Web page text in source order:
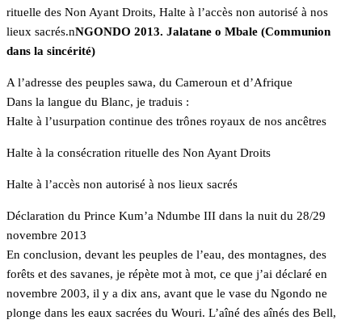
rituelle des Non Ayant Droits, Halte à l’accès non autorisé à nos
lieux sacrés.nNGONDO 2013. Jalatane o Mbale (Communion
dans la sincérité)
A l’adresse des peuples sawa, du Cameroun et d’Afrique
Dans la langue du Blanc, je traduis :
Halte à l’usurpation continue des trônes royaux de nos ancêtres
Halte à la consécration rituelle des Non Ayant Droits
Halte à l’accès non autorisé à nos lieux sacrés
Déclaration du Prince Kum’a Ndumbe III dans la nuit du 28/29
novembre 2013
En conclusion, devant les peuples de l’eau, des montagnes, des
forêts et des savanes, je répète mot à mot, ce que j’ai déclaré en
novembre 2003, il y a dix ans, avant que le vase du Ngondo ne
plonge dans les eaux sacrées du Wouri. L’aîné des aînés des Bell,